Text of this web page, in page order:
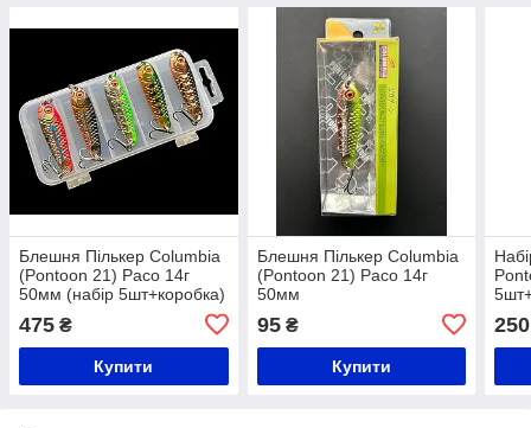
Блешня Пількер Columbia
(Pontoon 21) Paco 14г
50мм (набір 5шт+коробка)
475 ₴
Купити
Блешня Пількер Columbia
(Pontoon 21) Paco 14г
50мм
95₴
Купити
250